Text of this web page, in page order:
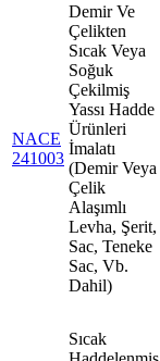
NACE
241003
Demir Ve
Çelikten
Sıcak Veya
Soğuk
Çekilmiş
Yassı Hadde
Ürünleri
İmalatı
(Demir Veya
Çelik
Alaşımlı
Levha, Şerit,
Sac, Teneke
Sac, Vb.
Dahil)
Sıcak